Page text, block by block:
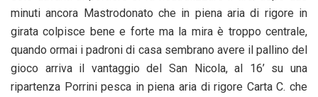
minuti ancora Mastrodonato che in piena aria di rigore in
girata colpisce bene e forte ma la mira è troppo centrale,
quando ormai i padroni di casa sembrano avere il pallino del
gioco arriva il vantaggio del San Nicola, al 16’ su una
ripartenza Porrini pesca in piena aria di rigore Carta C. che